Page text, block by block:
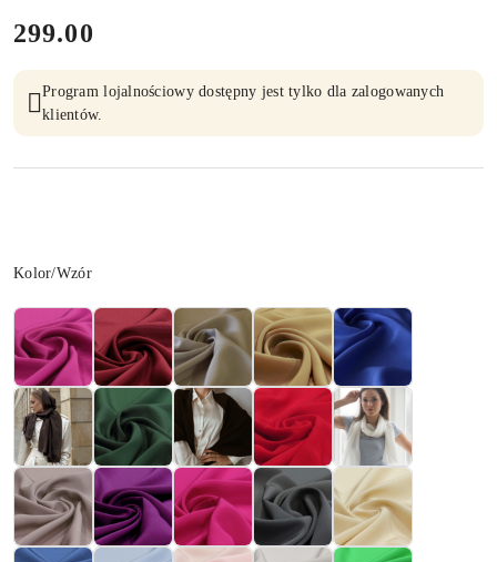
cena:
299.00
Program lojalnościowy dostępny jest tylko dla zalogowanych
klientów.
Wariant
Kolor/Wzór